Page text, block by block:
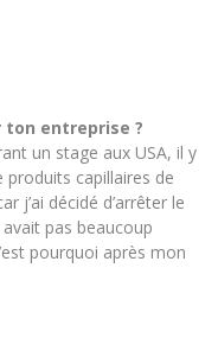
ton entreprise ?
un stage aux USA, il y
produits capillaires de
j’ai décidé d’arrêter le
pas beaucoup
pourquoi après mon